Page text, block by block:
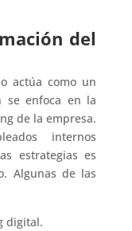
del
actúa como un
se enfoca en la
de la empresa.
internos
estrategias es
Algunas de las
digital.